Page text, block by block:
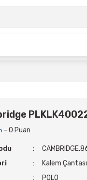
- 0 Puan
Kalem Çantası
POLO